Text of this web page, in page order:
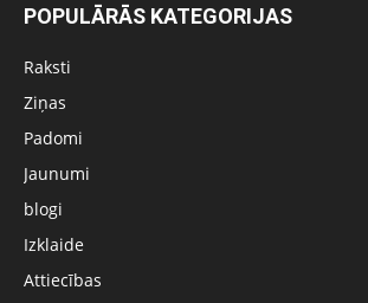
POPULĀRĀS KATEGORIJAS
Raksti
Ziņas
Padomi
Jaunumi
blogi
Izklaide
Attiecības